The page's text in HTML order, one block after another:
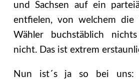
und Sachsen auf ein
entfielen, von welchem die
Wähler buchstäblich
nicht. Das ist extrem
Nun ist´s ja so bei uns: